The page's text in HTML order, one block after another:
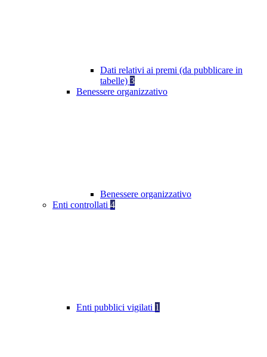
Dati relativi ai premi (da pubblicare in
tabelle) 3
Benessere organizzativo
Benessere organizzativo
Enti controllati 4
Enti pubblici vigilati 1